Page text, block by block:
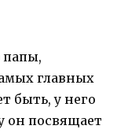
папы,
главных
быть, у него
он посвящает